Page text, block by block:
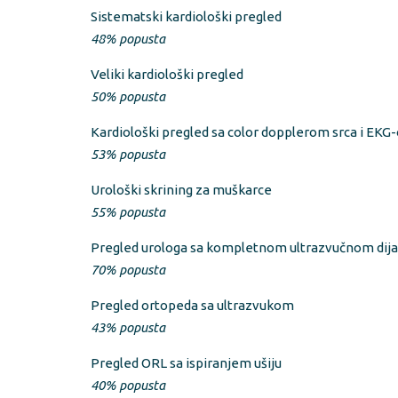
Sistematski kardiološki pregled
48% popusta
Veliki kardiološki pregled
50% popusta
Kardiološki pregled sa color dopplerom srca i
53% popusta
Urološki skrining za muškarce
55% popusta
Pregled urologa sa kompletnom ultrazvučnom
70% popusta
Pregled ortopeda sa ultrazvukom
43% popusta
Pregled ORL sa ispiranjem ušiju
40% popusta